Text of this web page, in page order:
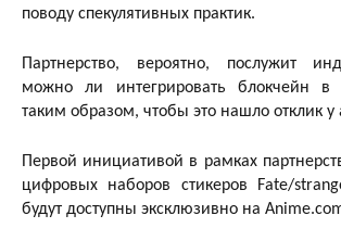
поводу спекулятивных практик.
Партнерство, вероятно, послужит
можно ли интегрировать блокчейн в
таким образом, чтобы это нашло отклик у
Первой инициативой в рамках
цифровых наборов стикеров Fate/
будут доступны эксклюзивно на